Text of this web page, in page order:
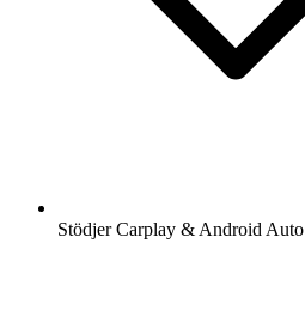
Stödjer Carplay & Android Auto